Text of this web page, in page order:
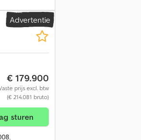
Cedpfx Abey
tot dec.
Advertentie
€ 179.900
prijs excl. btw
(€ 214.081 bruto)
sturen
,